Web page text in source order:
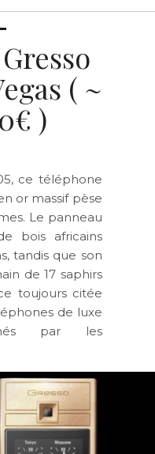
( ~
)
ce téléphone
or massif pèse
Le panneau
bois africains
tandis que son
de 17 saphirs
toujours citée
de luxe
par les